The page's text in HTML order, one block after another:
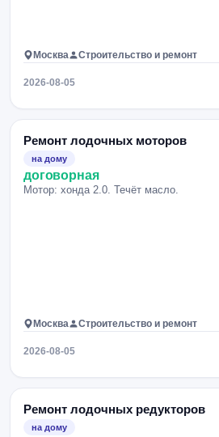
Москва Строительство и ремонт
2026-08-05
Ремонт лодочных моторов
на дому
договорная
Мотор: хонда 2.0. Течёт масло.
Москва Строительство и ремонт
2026-08-05
Ремонт лодочных редукторов
на дому